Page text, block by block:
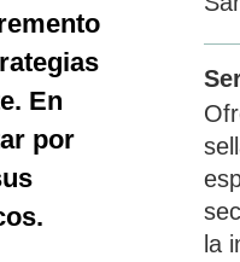
En
por
la